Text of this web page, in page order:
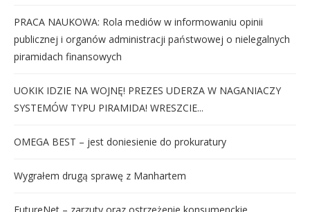
PRACA NAUKOWA: Rola mediów w informowaniu opinii
publicznej i organów administracji państwowej o nielegalnych
piramidach finansowych
UOKIK IDZIE NA WOJNĘ! PREZES UDERZA W NAGANIACZY
SYSTEMÓW TYPU PIRAMIDA! WRESZCIE...
OMEGA BEST – jest doniesienie do prokuratury
Wygrałem drugą sprawę z Manhartem